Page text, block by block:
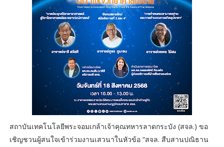
สถาบันเทคโนโลยีพระจอมเกล้าเจ้าคุณทหารลาดกระบัง (สจล.) ขอ
เชิญชวนผู้สนใจเข้าร่วมงานเสวนาในหัวข้อ “สจล. สืบสานปณิธาน